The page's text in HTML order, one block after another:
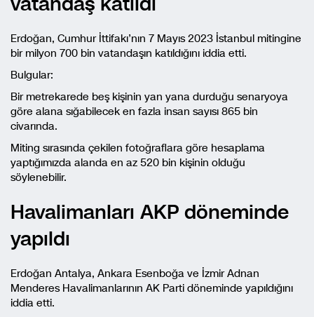
Erdoğan, Cumhur İttifakı’nın 7 Mayıs 2023 İstanbul mitingine
bir milyon 700 bin vatandaşın katıldığını iddia etti.
Bulgular:
Bir metrekarede beş kişinin yan yana durduğu senaryoya
göre alana sığabilecek en fazla insan sayısı 865 bin
civarında.
Miting sırasında çekilen fotoğraflara göre hesaplama
yaptığımızda alanda en az 520 bin kişinin olduğu
söylenebilir.
Havalimanları AKP döneminde
yapıldı
Erdoğan Antalya, Ankara Esenboğa ve İzmir Adnan
Menderes Havalimanlarının AK Parti döneminde yapıldığını
iddia etti.